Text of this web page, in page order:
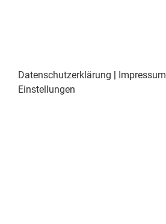
Datenschutzerklärung Impressum
Einstellungen